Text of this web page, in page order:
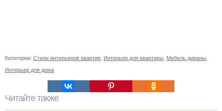
Категории: Стили интерьеров квартир Интерьер для квартиры Мебель диваны
Интерьер для дома
Читайте также